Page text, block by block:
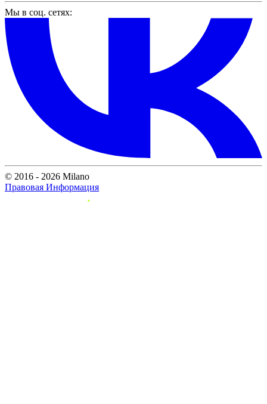
Мы в соц. сетях:
© 2016 - 2026 Milano
Правовая Информация